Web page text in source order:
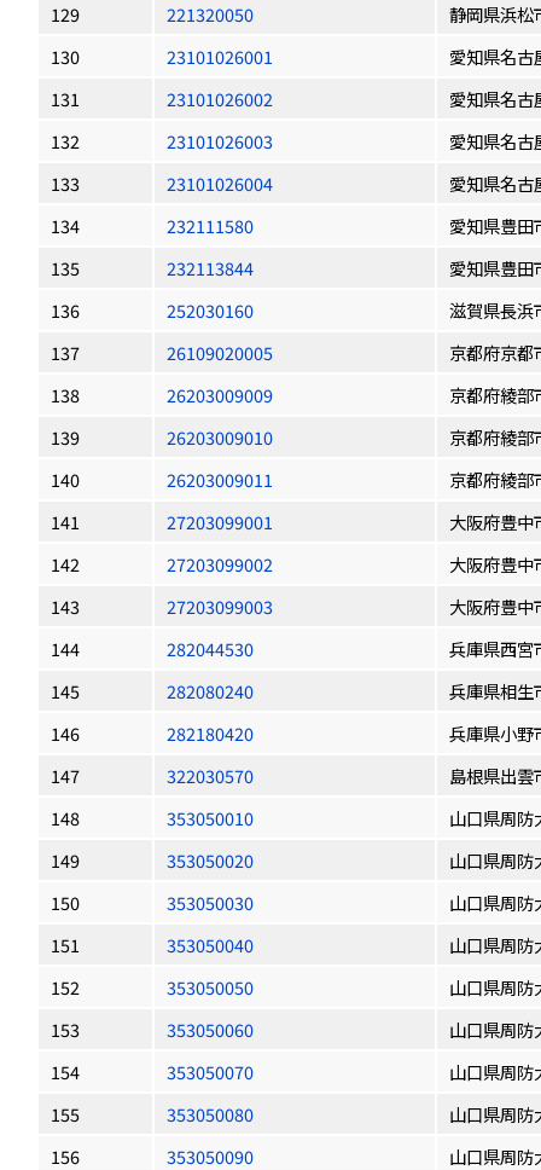
129
221320050
静岡県浜松
130
23101026001
愛知県名古
131
23101026002
愛知県名古
132
23101026003
愛知県名古
133
23101026004
愛知県名古
134
232111580
愛知県豊田
135
232113844
愛知県豊田
136
252030160
滋賀県長浜
137
26109020005
京都府京都
138
26203009009
京都府綾部
139
26203009010
京都府綾部
140
26203009011
京都府綾部
141
27203099001
大阪府豊中
142
27203099002
大阪府豊中
143
27203099003
大阪府豊中
144
282044530
兵庫県西宮
145
282080240
兵庫県相生
146
282180420
兵庫県小野
147
322030570
島根県出雲
148
353050010
山口県周防
149
353050020
山口県周防
150
353050030
山口県周防
151
353050040
山口県周防
152
353050050
山口県周防
153
353050060
山口県周防
154
353050070
山口県周防
155
353050080
山口県周防
156
353050090
山口県周防